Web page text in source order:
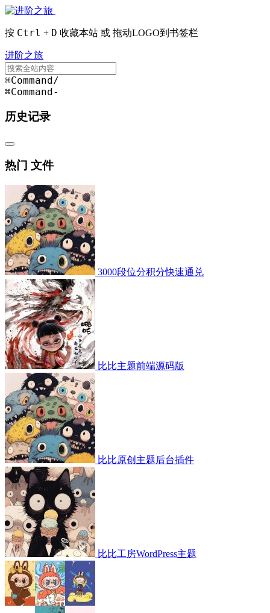
按 Ctrl + D 收藏本站 或 拖动LOGO到书签栏
进阶之旅
⌘Command/
⌘Command-
历史记录
热门 文件
3000段位分积分快速通兑
比比主题前端源码版
比比原创主题后台插件
比比工房WordPress主题